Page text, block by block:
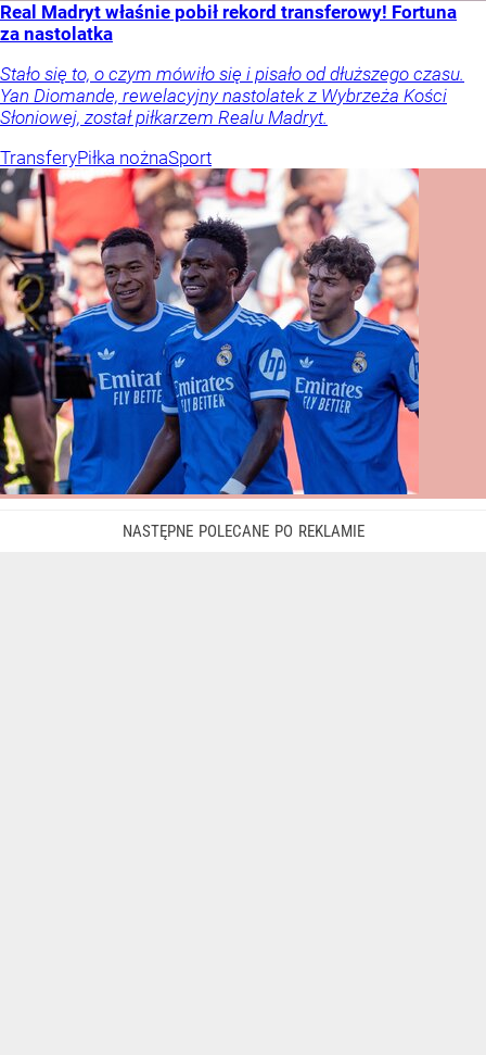
Real Madryt właśnie pobił rekord transferowy! Fortuna
za nastolatka
Stało się to, o czym mówiło się i pisało od dłuższego czasu.
Yan Diomande, rewelacyjny nastolatek z Wybrzeża Kości
Słoniowej, został piłkarzem Realu Madryt.
TransferyPiłka nożnaSport